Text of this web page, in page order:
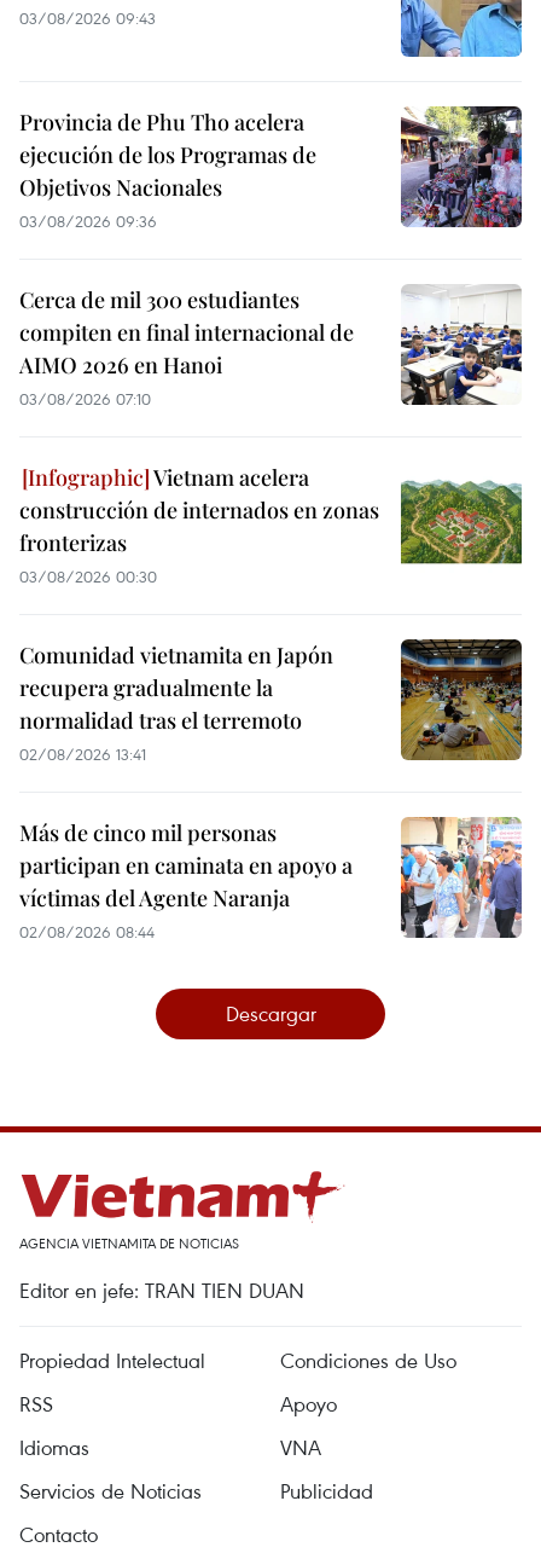
03/08/2026 09:43
Provincia de Phu Tho acelera
ejecución de los Programas de
Objetivos Nacionales
03/08/2026 09:36
Cerca de mil 300 estudiantes
compiten en final internacional de
AIMO 2026 en Hanoi
03/08/2026 07:10
Vietnam acelera
construcción de internados en zonas
fronterizas
03/08/2026 00:30
Comunidad vietnamita en Japón
recupera gradualmente la
normalidad tras el terremoto
02/08/2026 13:41
Más de cinco mil personas
participan en caminata en apoyo a
víctimas del Agente Naranja
02/08/2026 08:44
Descargar
AGENCIA VIETNAMITA DE NOTICIAS
Editor en jefe: TRAN TIEN DUAN
Propiedad Intelectual
Condiciones de Uso
RSS
Apoyo
Idiomas
VNA
Servicios de Noticias
Publicidad
Contacto